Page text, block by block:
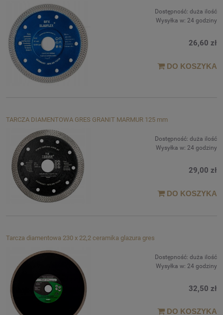
Dostępność: duża ilość
Wysyłka w: 24 godziny
26,60 zł
DO KOSZYKA
TARCZA DIAMENTOWA GRES GRANIT MARMUR 125 mm
Dostępność: duża ilość
Wysyłka w: 24 godziny
29,00 zł
DO KOSZYKA
Tarcza diamentowa 230 x 22,2 ceramika glazura gres
Dostępność: duża ilość
Wysyłka w: 24 godziny
32,50 zł
DO KOSZYKA